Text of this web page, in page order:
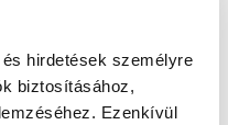
hirdetések személyre
biztosításához,
Ezenkívül